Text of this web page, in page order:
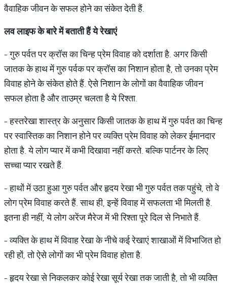
वैवाहिक जीवन के सफल होने का संकेत देती हैं.
लव लाइफ के बारे में बताती हैं ये रेखाएं
- गुरु पर्वत पर क्रॉस का चिन्ह प्रेम विवाह को दर्शाता है. अगर किसी
जातक के हाथ में गुरु पर्वक पर क्रॉस का निशान होता है, तो उनका प्रेम
विवाह होने के संकेत होते हैं. ऐसे निशान के लोगों का वैवाहिक जीवन
सफल होता है और ताउम्र चलता है ये रिश्ता.
- हस्तरेखा शास्त्र के अनुसार किसी जातक के हाथ में गुरु पर्वत का चिन्ह
पर स्वास्तिक का निशान होने पर व्यक्ति प्रेम विवाह को लेकर ईमानदार
होता है. ये लोग प्यार में कभी दिखावा नहीं करते. बल्कि पार्टनर के लिए
सच्चा प्यार रखते हैं.
- हाथों में उठा हुआ गुरु पर्वत और हृदय रेखा भी गुरु पर्वत तक पहुंचे, तो वे
लोग प्रेम विवाह करते हैं. साथ ही, इन्हें विवाह में सफलता भी मिलती है.
इतना ही नहीं, ये लोग अरेंज मैरेज में भी रिश्ता पूरे दिल से निभाते हैं.
- व्यक्ति के हाथ में विवाह रेखा के नीचे कई रेखाएं शाखाओं में विभाजित हो
रही हों, तो ऐसे लोगों का भी प्रेम विवाह होता है.
- हृदय रेखा से निकलकर कोई रेखा सूर्य रेखा तक जाती है, तो भी व्यक्ति